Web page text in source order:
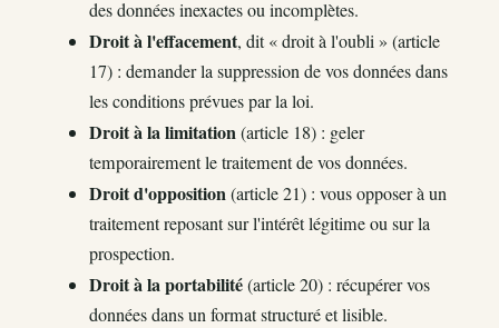
des données inexactes ou incomplètes.
Droit à l'effacement, dit « droit à l'oubli » (article
17) : demander la suppression de vos données dans
les conditions prévues par la loi.
Droit à la limitation (article 18) : geler
temporairement le traitement de vos données.
Droit d'opposition (article 21) : vous opposer à un
traitement reposant sur l'intérêt légitime ou sur la
prospection.
Droit à la portabilité(article 20) : récupérer vos
données dans un format structuré et lisible.